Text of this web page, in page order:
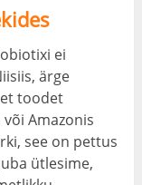
ei
ärge
toodet
Amazonis
see on pettus
ütlesime,